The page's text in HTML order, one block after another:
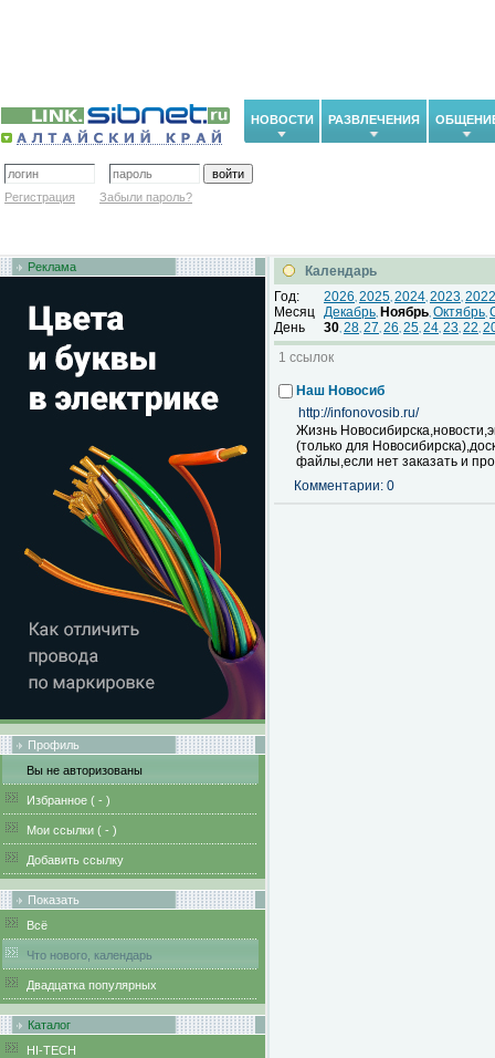
НОВОСТИ РАЗВЛЕЧЕНИЯ
Регистрация Забыли пароль?
Реклама
Профиль
Вы не авторизованы
Избранное ( - )
Мои ссылки ( - )
Добавить ссылку
Показать
Всё
Что нового, календарь
Двадцатка популярных
Каталог
HI-TECH
Календарь
Год:
2026, 2025, 2024, 2023, 2022
Месяц Декабрь, Ноябрь, Октябрь,
День
30, 28, 27, 26, 25, 24, 23, 22,
1 ссылок
Наш Новосиб
http://infonovosib.ru/
Жизнь
(только для
файлы,если нет заказать и
Комментарии: 0